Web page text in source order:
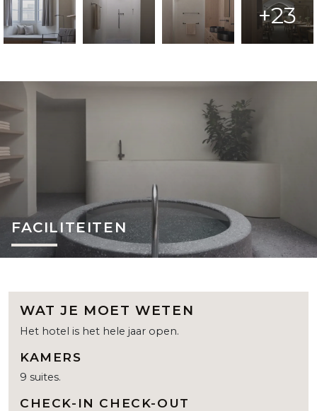
+23
FACILITEITEN
WAT JE MOET WETEN
Het hotel is het hele jaar open.
KAMERS
9 suites.
CHECK-IN CHECK-OUT